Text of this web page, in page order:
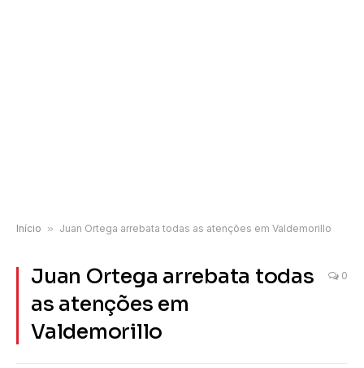
Início » Juan Ortega arrebata todas as atenções em Valdemorillo
Juan Ortega arrebata todas
as atenções em
Valdemorillo
0